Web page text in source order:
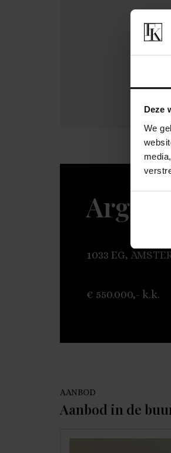
Deze
We
1033 EG,
€ 550.000,- k.k.
AANBOD
Aanbod in de